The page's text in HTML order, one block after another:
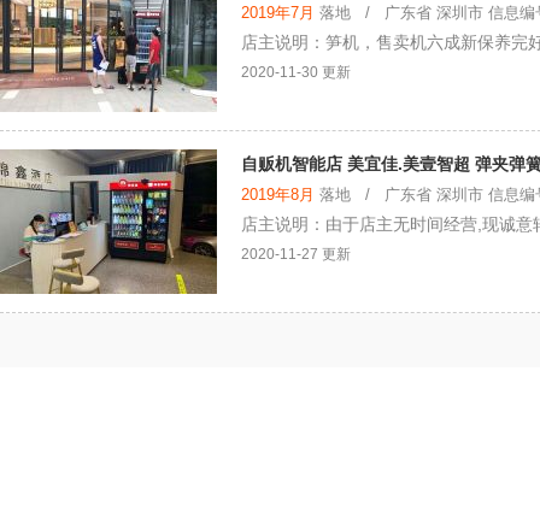
2019年7月 落地 / 广东省 深圳市 信息编
店主说明：笋机，售卖机六成新保养完
2020-11-30 更新
自贩机智能店 美宜佳.美壹智超 弹夹弹
2019年8月 落地 / 广东省 深圳市 信息编
店主说明：由于店主无时间经营,现诚
2020-11-27 更新